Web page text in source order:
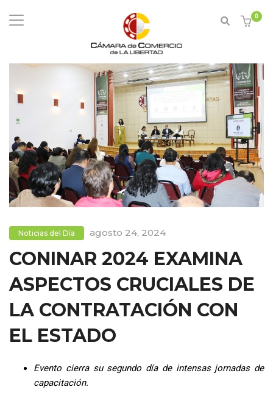
0
Noticias del Día agosto 24, 2024
CONINAR 2024 EXAMINA
ASPECTOS CRUCIALES DE
LA CONTRATACIÓN CON
EL ESTADO
Evento cierra su segundo día de intensas jornadas de
capacitación.